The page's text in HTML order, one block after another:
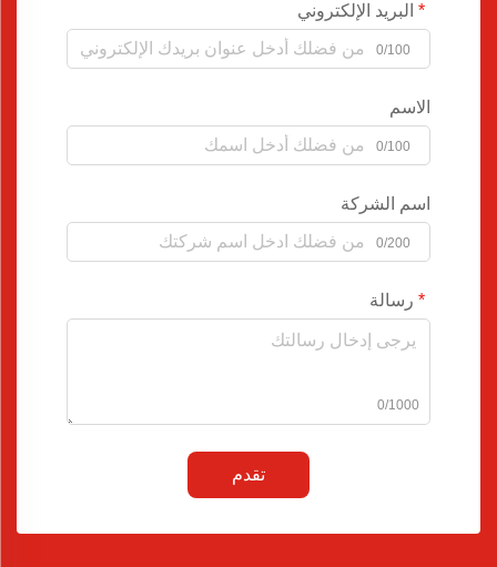
البريد الإلكتروني
0/100
الاسم
0/100
اسم الشركة
0/200
رسالة
0/1000
تقدم